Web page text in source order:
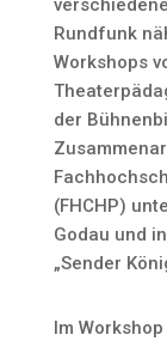
Rundfunk
Workshops
der
(FHCHP)
Godau und
„Sender
Im